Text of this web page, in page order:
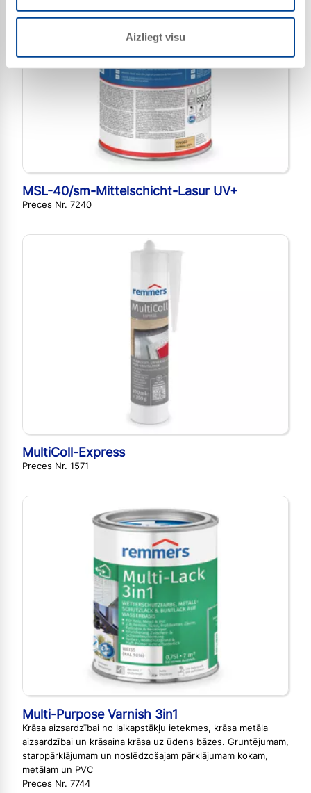
Aizliegt visu
MSL-40/sm-Mittelschicht-Lasur UV+
Preces Nr. 7240
MultiColl-Express
Preces Nr. 1571
Multi-Purpose Varnish 3in1
Krāsa aizsardzībai no laikapstākļu ietekmes, krāsa metāla
aizsardzībai un krāsaina krāsa uz ūdens bāzes. Gruntējumam,
starppārklājumam un noslēdzošajam pārklājumam kokam,
metālam un PVC
Preces Nr. 7744